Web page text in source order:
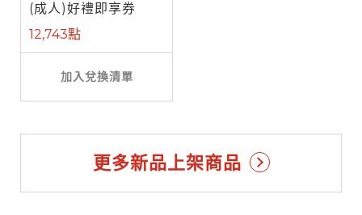
(成人)好禮即享券
12,743點
加入兌換清單
更多新品上架商品